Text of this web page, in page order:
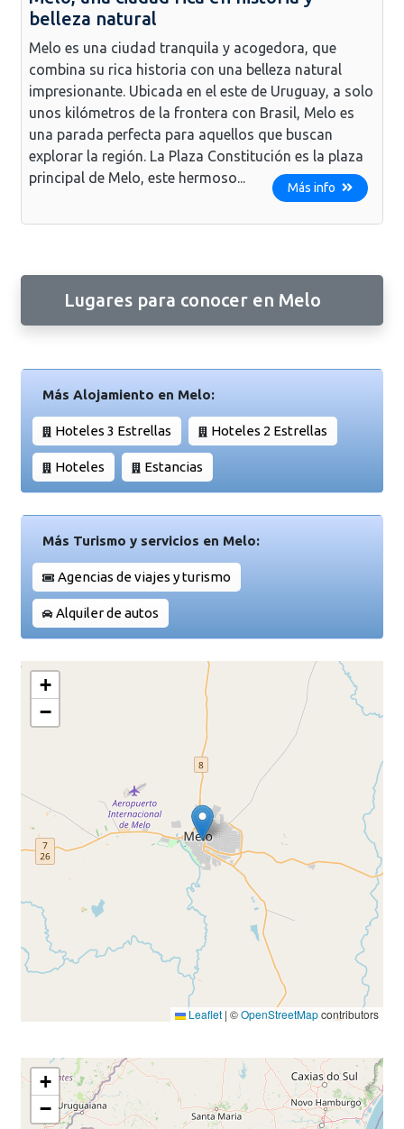
belleza natural
Melo es una ciudad tranquila y acogedora, que
combina su rica historia con una belleza natural
impresionante. Ubicada en el este de Uruguay, a solo
unos kilómetros de la frontera con Brasil, Melo es
una parada perfecta para aquellos que buscan
explorar la región. La Plaza Constitución es la plaza
principal de Melo, este hermoso...
Más info
Lugares para conocer en Melo
Más Alojamiento en Melo:
Hoteles 3 Estrellas Hoteles 2 Estrellas
Hoteles Estancias
Más Turismo y servicios en Melo:
Agencias de viajes y turismo
Alquiler de autos
+
−
Leaflet | ©OpenStreetMapcontributors
+
−